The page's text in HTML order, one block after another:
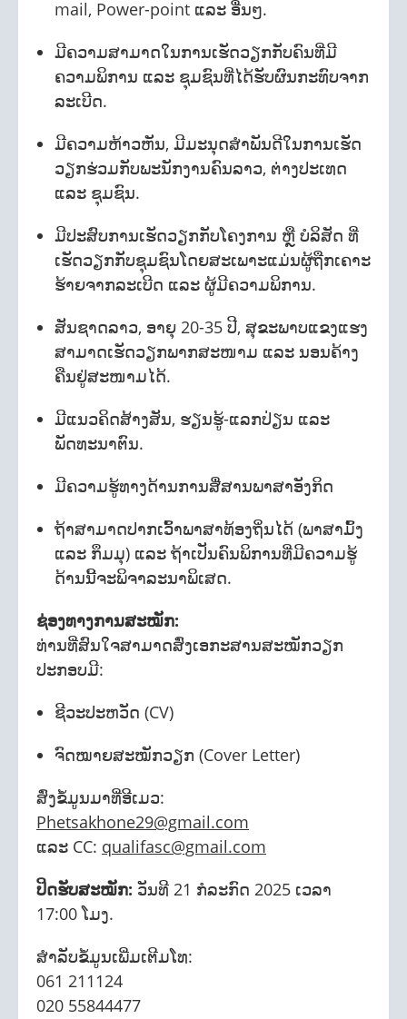
mail, Power-point ແລະ ອື່ນໆ.
ມີຄວາມສາມາດໃນການເຮັດວຽກກັບຄົນທີ່ມີ
ຄວາມພິການ ແລະ ຊຸມຊົນທີ່ໄດ້ຮັບຜົນກະທົບຈາກ
ລະເບີດ.
ມີຄວາມຫ້າວຫັນ, ມີມະນຸດສຳພັນດີໃນການເຮັດ
ວຽກຮ່ວມກັບພະນັກງານຄົນລາວ, ຕ່າງປະເທດ
ແລະ ຊຸມຊົນ.
ມີປະສົບການເຮັດວຽກກັບໂຄງການ ຫຼື ບໍລິສັດ ທີ່
ເຮັດວຽກກັບຊຸມຊົນໂດຍສະເພາະແມ່ນຜູ້ຖືກເຄາະ
ຮ້າຍຈາກລະເບີດ ແລະ ຜູ້ມີຄວາມພິການ.
ສັນຊາດລາວ, ອາຍຸ 20-35 ປີ, ສຸຂະພາບແຂງແຮງ
ສາມາດເຮັດວຽກພາກສະໜາມ ແລະ ນອນຄ້າງ
ຄືນຢູ່ສະໜາມໄດ້.
ມີແນວຄິດສ້າງສັນ, ຮຽນຮູ້-ແລກປ່ຽນ ແລະ
ພັດທະນາຕົນ.
ມີຄວາມຮູ້ທາງດ້ານການສື່ສານພາສາອັງກິດ
ຖ້າສາມາດປາກເວົ້າພາສາທ້ອງຖິ່ນໄດ້ (ພາສາມົ້ງ
ແລະ ກຶມມຸ) ແລະ ຖ້າເປັນຄົນພິການທີ່ມີຄວາມຮູ້
ດ້ານນີ້ຈະພິຈາລະນາພິເສດ.
ຊ່ອງທາງການສະໝັກ:
ທ່ານທີ່ສົນໃຈສາມາດສົ່ງເອກະສານສະໝັກວຽກ
ປະກອບມີ:
ຊີວະປະຫວັດ (CV)
ຈົດໝາຍສະໝັກວຽກ (Cover Letter)
ສົ່ງຂໍ້ມູນມາທີ່ອີເມວ:
Phetsakhone29@gmail.com
ແລະ CC: qualifasc@gmail.com
ປິດຮັບສະໝັກ: ວັນທີ 21 ກໍລະກົດ 2025 ເວລາ
17:00 ໂມງ.
ສຳລັບຂໍ້ມູນເພີ່ມເຕີມໂທ:
061 211124
020 55844477